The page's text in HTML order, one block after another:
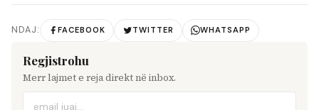
NDAJ: FACEBOOK TWITTER WHATSAPP
Regjistrohu
Merr lajmet e reja direkt në inbox.